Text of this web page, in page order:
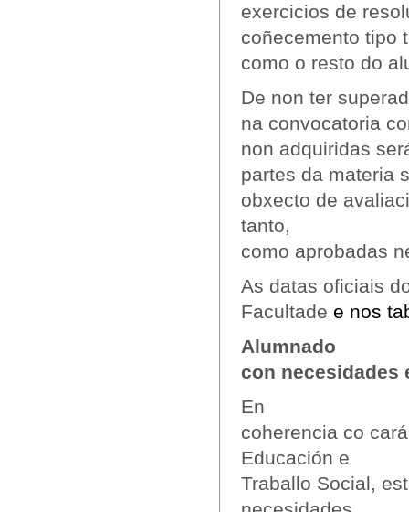
exercicios de
coñecemento tipo
como o resto do
De non ter
na convocatoria
non adquiridas
partes da materia
obxecto de
tanto,
como aprobadas
As datas oficiais
Facultade e nos
Alumnado
con necesidades
En
coherencia co
Educación e
Traballo Social,